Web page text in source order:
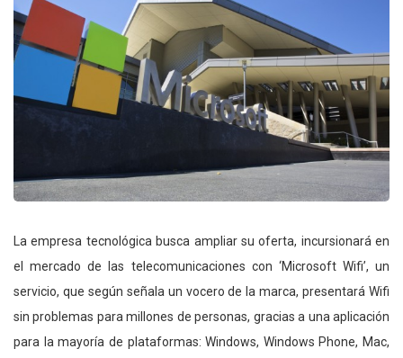
La empresa tecnológica busca ampliar su oferta, incursionará en
el mercado de las telecomunicaciones con ‘Microsoft Wifi’, un
servicio, que según señala un vocero de la marca, presentará Wifi
sin problemas para millones de personas, gracias a una aplicación
para la mayoría de plataformas: Windows, Windows Phone, Mac,